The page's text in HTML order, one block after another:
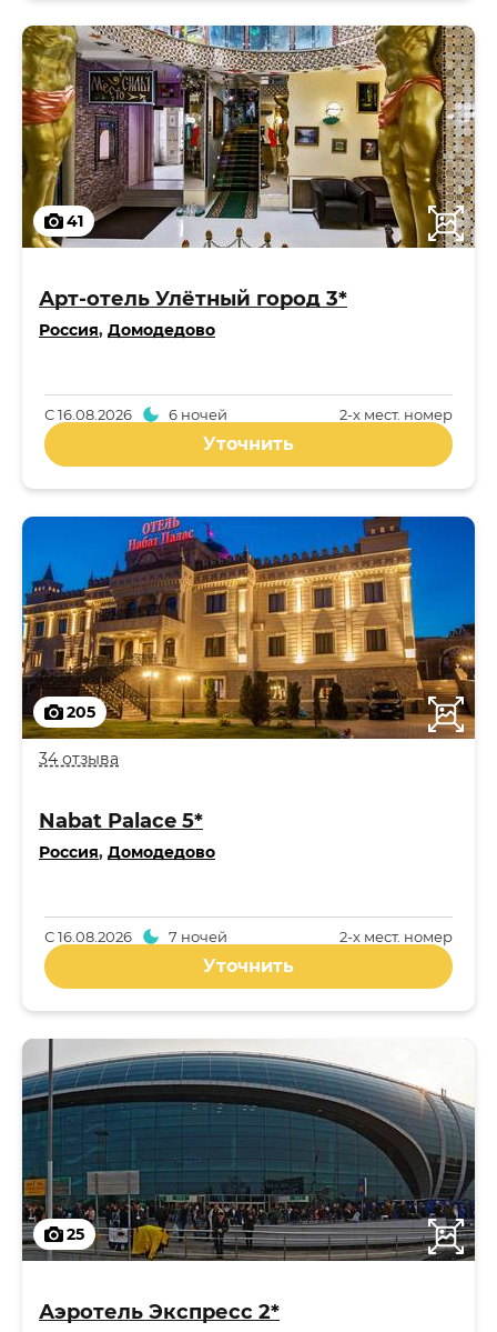
41
Арт-отель Улётный город 3*
Россия, Домодедово
2-x мест. номер
С16.08.2026 6 ночей
Уточнить
205
34 отзыва
Nabat Palace 5*
Россия, Домодедово
2-x мест. номер
С16.08.2026 7 ночей
Уточнить
25
Аэротель Экспресс 2*